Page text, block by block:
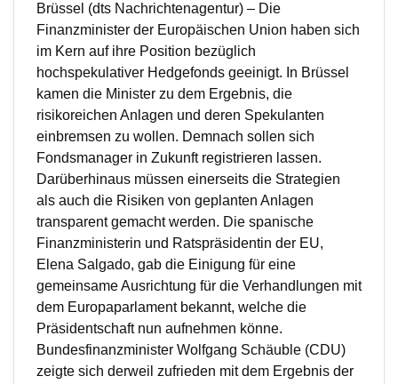
Brüssel (dts Nachrichtenagentur) – Die
Finanzminister der Europäischen Union haben sich
im Kern auf ihre Position bezüglich
hochspekulativer Hedgefonds geeinigt. In Brüssel
kamen die Minister zu dem Ergebnis, die
risikoreichen Anlagen und deren Spekulanten
einbremsen zu wollen. Demnach sollen sich
Fondsmanager in Zukunft registrieren lassen.
Darüberhinaus müssen einerseits die Strategien
als auch die Risiken von geplanten Anlagen
transparent gemacht werden. Die spanische
Finanzministerin und Ratspräsidentin der EU,
Elena Salgado, gab die Einigung für eine
gemeinsame Ausrichtung für die Verhandlungen mit
dem Europaparlament bekannt, welche die
Präsidentschaft nun aufnehmen könne.
Bundesfinanzminister Wolfgang Schäuble (CDU)
zeigte sich derweil zufrieden mit dem Ergebnis der